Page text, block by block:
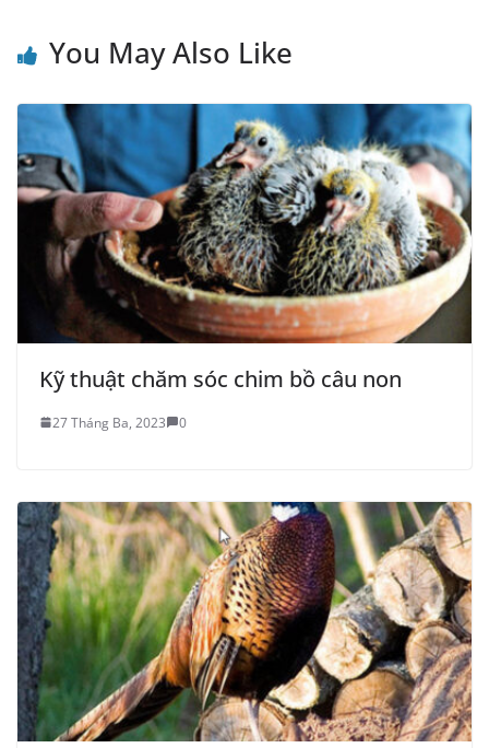
You May Also Like
Kỹ thuật chăm sóc chim bồ câu non
27 Tháng Ba, 2023 0